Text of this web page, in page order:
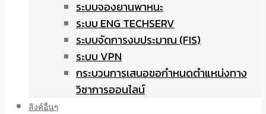
ระบบจองยานพาหนะ
ระบบ ENG TECHSERV
ระบบจัดการงบประมาณ (FIS)
ระบบ VPN
กระบวนการเสนอขอกำหนดตำแหน่งทาง
วิชาการออนไลน์
ลิงค์อื่นๆ